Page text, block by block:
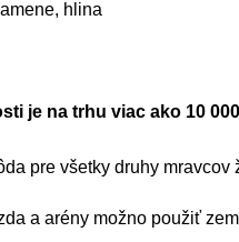
hlina
je na trhu viac ako 10
pre všetky druhy
a arény možno použiť